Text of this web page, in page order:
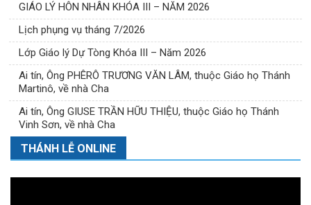
GIÁO LÝ HÔN NHÂN KHÓA III – NĂM 2026
Lịch phụng vụ tháng 7/2026
Lớp Giáo lý Dự Tòng Khóa III – Năm 2026
Ai tín, Ông PHÊRÔ TRƯƠNG VĂN LÂM, thuộc Giáo họ Thánh
Martinô, về nhà Cha
Ai tín, Ông GIUSE TRẦN HỮU THIỆU, thuộc Giáo họ Thánh
Vinh Sơn, về nhà Cha
THÁNH LỄ ONLINE